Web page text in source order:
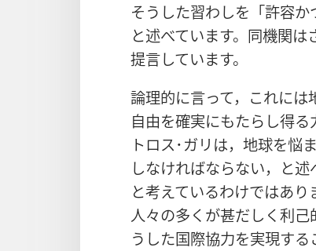
そうした習わしを「許容か
と述べています。同機関
提言しています。
論理的に言って，これに
自由を確実にもたらし得
トロス･ガリは，地球を悩
しなければならない，と
と考えているわけではあ
人々の多くが甚だしく利
うした国際協力を実現する